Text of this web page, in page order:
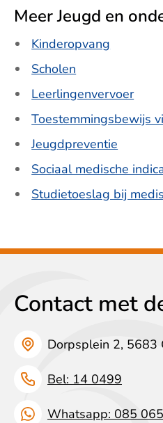
Meer Jeugd en
Kinderopvang
Scholen
Leerlingenvervoer
Toestemmingsbewijs
Jeugdpreventie
Sociaal medische
Studietoeslag bij
Contact met
Dorpsplein 2, 5683
Bel: 14 0499
Whatsapp: 085